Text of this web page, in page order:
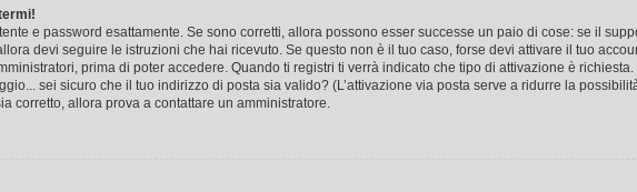
e password esattamente. Se sono corretti, allora possono esser successe un paio di cose: se il
devi seguire le istruzioni che hai ricevuto. Se questo non è il tuo caso, forse devi attivare il tuo
prima di poter accedere. Quando ti registri ti verrà indicato che tipo di attivazione è
sei sicuro che il tuo indirizzo di posta sia valido? (L’attivazione via posta serve a ridurre la
corretto, allora prova a contattare un amministratore.